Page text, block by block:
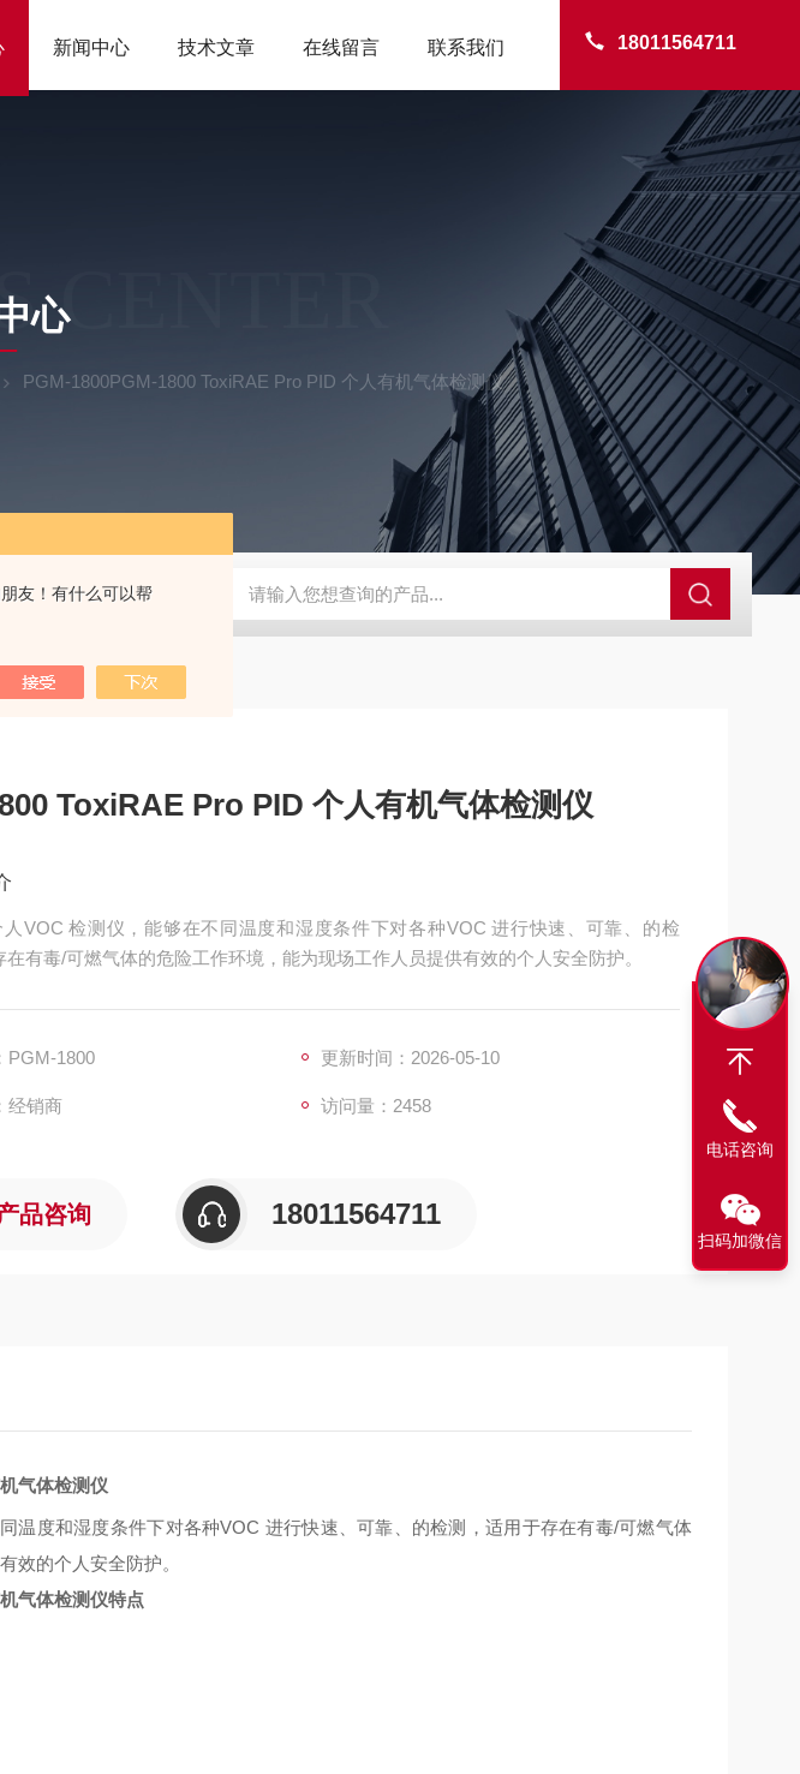
友！有什么可以帮
18011564711
新闻中心 技术文章 在线留言 联系我们
CENTER
心
PGM-1800PGM-1800 ToxiRAE Pro PID 个人有机气体检测仪
平行蒸发仪多样品平行蒸发仪 SBD-100B SBD-100D成都漏氯报警仪 漏氯报警器 漏氯检测仪
ToxiRAE Pro PID 个人有机气体检测仪
人VOC 检测仪，能够在不同温度和湿度条件下对各种VOC 进行快速、可靠、的检
在有毒/可燃气体的危险工作环境，能为现场工作人员提供有效的个人安全防护。
PGM-1800 更新时间：2026-05-10
经销商 访问量：2458
品咨询 18011564711
气体检测仪
温度和湿度条件下对各种VOC 进行快速、可靠、的检测，适用于存在有毒/可燃气体
效的个人安全防护。
气体检测仪特点
电话咨询
扫码加微信